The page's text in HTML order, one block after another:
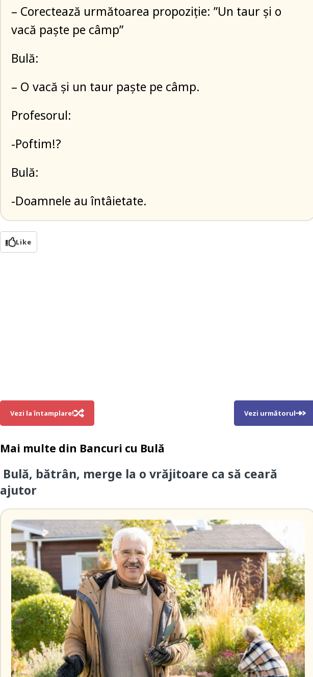
– Corectează următoarea propoziție: ”Un taur și o
vacă paște pe câmp”
Bulă:
– O vacă și un taur paște pe câmp.
Profesorul:
-Poftim!?
Bulă:
-Doamnele au întâietate.
Like
Vezi la întamplare! Vezi următorul
Mai multe din Bancuri cu Bulă
Bulă, bătrân, merge la o vrăjitoare ca să ceară
ajutor